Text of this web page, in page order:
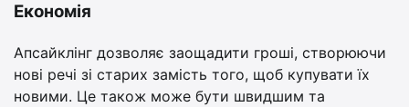
Економія
Апсайклінг дозволяє заощадити гроші, створюючи
нові речі зі старих замість того, щоб купувати їх
новими. Це також може бути швидшим та